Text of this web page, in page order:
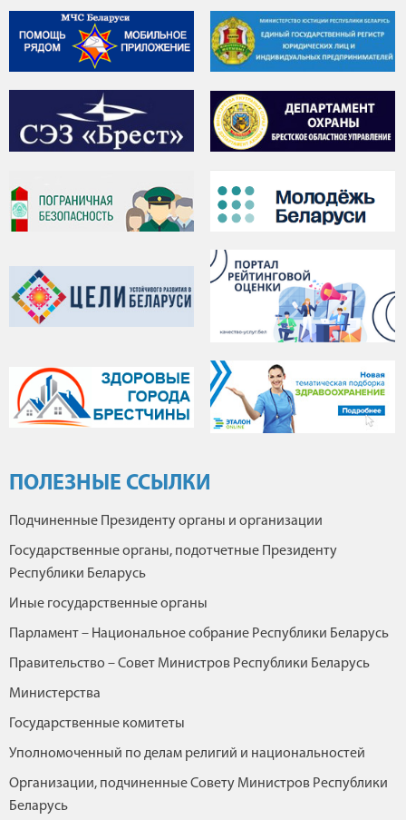
ПОЛЕЗНЫЕ ССЫЛКИ
Подчиненные Президенту органы и организации
Государственные органы, подотчетные Президенту
Республики Беларусь
Иные государственные органы
Парламент – Национальное собрание Республики Беларусь
Правительство – Совет Министров Республики Беларусь
Министерства
Государственные комитеты
Уполномоченный по делам религий и национальностей
Организации, подчиненные Совету Министров Республики
Беларусь